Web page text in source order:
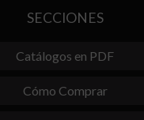
SECCIONES
Catálogos en PDF
Cómo Comprar